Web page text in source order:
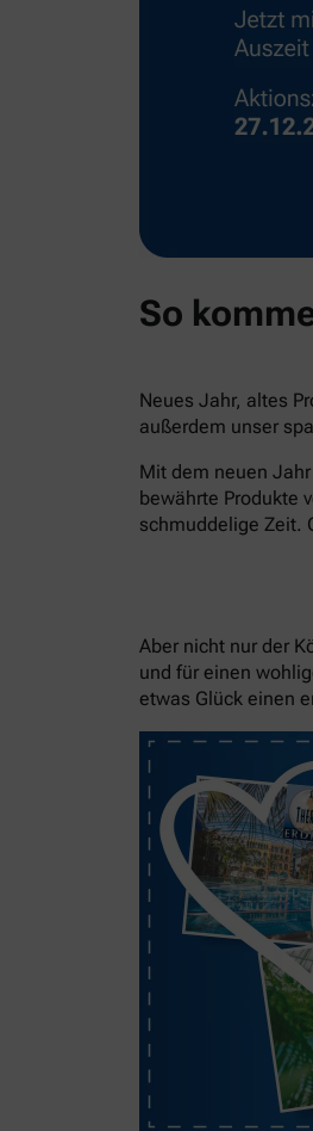
So
Neues Jahr, altes
außerdem unser
Mit dem neuen
bewährte Produkte
schmuddelige Zeit.
Aber nicht nur der
und für einen
etwas Glück einen